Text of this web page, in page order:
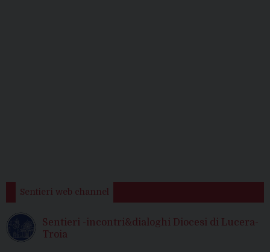
Sentieri web channel
Sentieri -incontri&dialoghi Diocesi di Lucera-
Troia